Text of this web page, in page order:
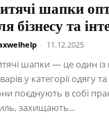
шапки
бізнесу та
- 11.12.2025
шапки — це один
у категорії одягу
поєднують в собі
захищають...